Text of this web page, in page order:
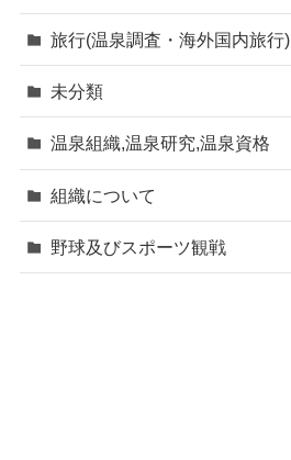
旅行(温泉調査・海外国内旅行)
未分類
温泉組織,温泉研究,温泉資格
組織について
野球及びスポーツ観戦